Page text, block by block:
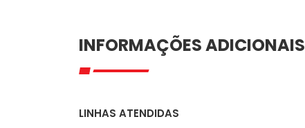
INFORMAÇÕES ADICIONAIS
LINHAS ATENDIDAS